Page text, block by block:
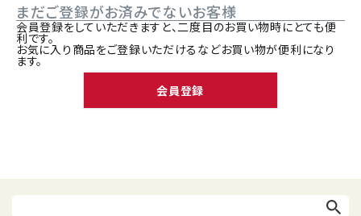
まだご登録がお済みでないお客様
会員登録をしていただきますと、二度目のお買い物時にとても便
利です。
お気に入り商品をご登録いただけるなどお買い物が便利になり
ます。
会員登録